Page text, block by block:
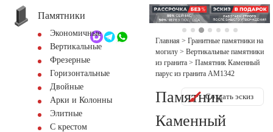
+7 (495) 518-44-23
Обратный звонок
Памятники
Экономичные
Вертикальные
Фрезерные
Горизонтальные
Двойные
Арки и Колонны
Элитные
С крестом
Главная > Гранитные памятники на
могилу > Вертикальные памятники
из гранита > Памятник Каменный
парус из гранита AM1342
Памятник
Каменный
Создать эскиз